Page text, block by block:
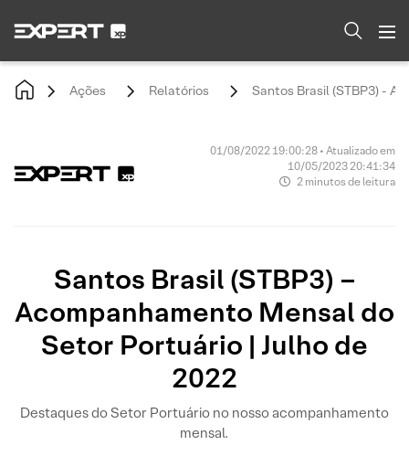
Ações Relatórios Santos Brasil (STBP3) -
01/08/2022 19:00:28 • Atualizado em
10/05/2023 20:41:34
2 minutos de leitura
Santos Brasil (STBP3) –
Acompanhamento Mensal do
Setor Portuário | Julho de
2022
Destaques do Setor Portuário no nosso acompanhamento
mensal.